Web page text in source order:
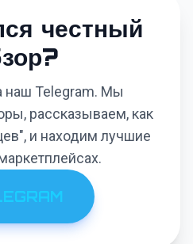
честный
наш Telegram. Мы
рассказываем, как
и находим лучшие
цену